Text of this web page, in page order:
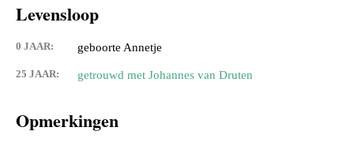
Levensloop
0 JAAR: geboorte Annetje
25 JAAR: getrouwd met Johannes van Druten
Opmerkingen